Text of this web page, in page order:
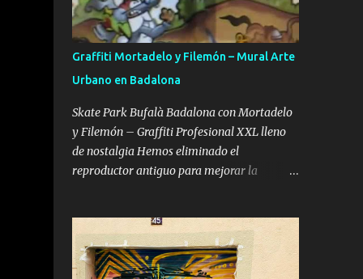
hiperrealismo. Aquí os voy a dejar los que a
mi modo de ver son los mejores graffiteros
del mundo en letras 3d (model pastel).
Primero explicaré un poquito de que se trata
el estilo 3d o también llamado model pastel.
El estilo 3d tiene el objetivo de crear un
efecto relieve que de la sensación de que
sobresale de la pared. Para conseguir este
efecto detridimensionalidad es necesario
100% de este efecto), se pueden realizar
usando una sola gama de colores, ya...
Graffiti Mortadelo y Filemón – Mural Arte
Urbano en Badalona
Skate Park Bufalà Badalona con Mortadelo
y Filemón – Graffiti Profesional XXL lleno
de nostalgia Hemos eliminado el
reproductor antiguo para mejorar la
vídeo completo: Skate Park Bufalà con
Mortadelo y Filemón – Proceso Completo
(YouTube) Cuando el skate se encuentra con